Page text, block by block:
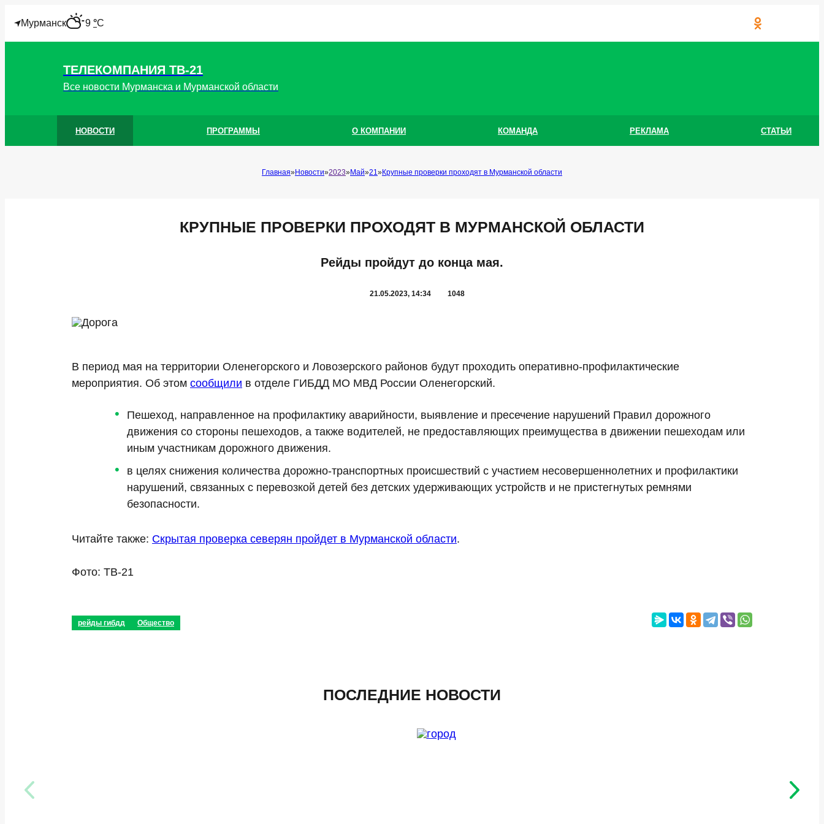
Мурманск"9 °C
ТЕЛЕКОМПАНИЯ ТВ-21
Все новости Мурманска и Мурманской области
НОВОСТИ ПРОГРАММЫ О КОМПАНИИ КОМАНДА РЕКЛАМА СТАТЬИ
Главная Новости 2023 Май 21 Крупные проверки проходят в Мурманской области
КРУПНЫЕ ПРОВЕРКИ ПРОХОДЯТ В МУРМАНСКОЙ ОБЛАСТИ
Рейды пройдут до конца мая.
21.05.2023, 14:34 1048
В период мая на территории Оленегорского и Ловозерского районов будут проходить оперативно-профилактические
мероприятия. Об этом сообщили в отделе ГИБДД МО МВД России Оленегорский.
Пешеход, направленное на профилактику аварийности, выявление и пресечение нарушений Правил дорожного
движения со стороны пешеходов, а также водителей, не предоставляющих преимущества в движении пешеходам или
иным участникам дорожного движения.
в целях снижения количества дорожно-транспортных происшествий с участием несовершеннолетних и профилактики
нарушений, связанных с перевозкой детей без детских удерживающих устройств и не пристегнутых ремнями
безопасности.
Читайте также: Скрытая проверка северян пройдет в Мурманской области.
Фото: ТВ-21
рейды гибдд Общество
ПОСЛЕДНИЕ НОВОСТИ